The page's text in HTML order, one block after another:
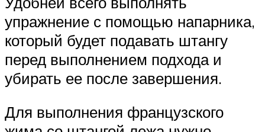
упражнение с помощью напарника,
который будет подавать штангу
перед выполнением подхода и
убирать ее после завершения.
Для выполнения французского